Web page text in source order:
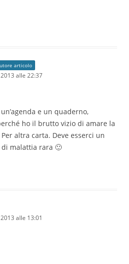
articolo
alle 22:37
e un quaderno,
ho il brutto vizio di amare la
altra carta. Deve esserci un
malattia rara 🙂
alle 13:01